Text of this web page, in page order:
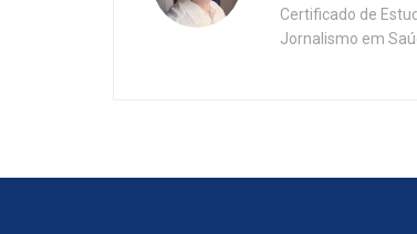
Certificado de
Jornalismo em